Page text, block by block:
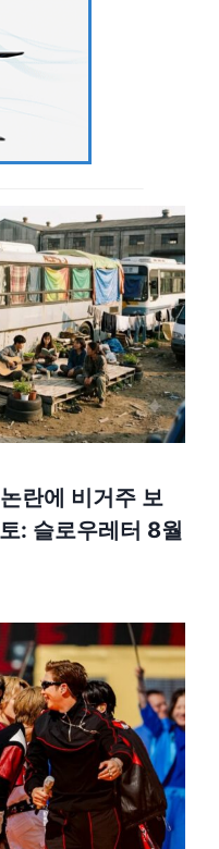
란에 비거주 보
: 슬로우레터 8월